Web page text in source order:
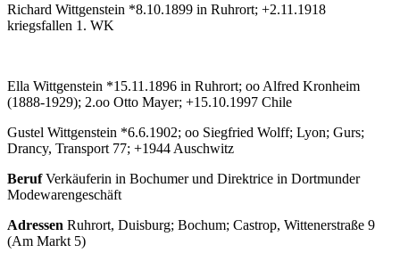
Richard Wittgenstein *8.10.1899 in Ruhrort; +2.11.1918
kriegsfallen 1. WK
Ella Wittgenstein *15.11.1896 in Ruhrort; oo Alfred Kronheim
(1888-1929); 2.oo Otto Mayer; +15.10.1997 Chile
Gustel Wittgenstein *6.6.1902; oo Siegfried Wolff; Lyon; Gurs;
Drancy, Transport 77; +1944 Auschwitz
BerufVerkäuferin in Bochumer und Direktrice in Dortmunder
Modewarengeschäft
Adressen Ruhrort, Duisburg; Bochum; Castrop, Wittenerstraße 9
(Am Markt 5)